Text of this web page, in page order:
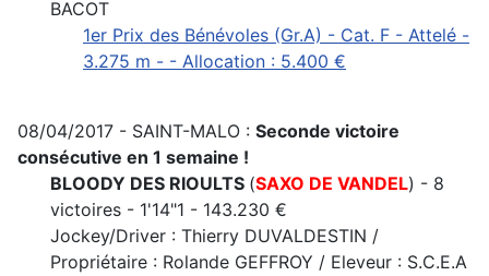
BACOT
1er Prix des Bénévoles (Gr.A) - Cat. F - Attelé -
3.275 m - - Allocation : 5.400 €
08/04/2017 - SAINT-MALO : Seconde victoire
consécutive en 1 semaine !
BLOODY DES RIOULTS (SAXO DE VANDEL) - 8
victoires - 1'14"1 - 143.230 €
Jockey/Driver : Thierry DUVALDESTIN /
Propriétaire : Rolande GEFFROY / Eleveur : S.C.E.A